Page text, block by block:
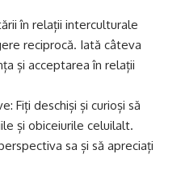
în relații interculturale
reciprocă. Iată câteva
și acceptarea în relații
Fiți deschiși și curioși să
și obiceiurile celuilalt.
sa și să apreciați